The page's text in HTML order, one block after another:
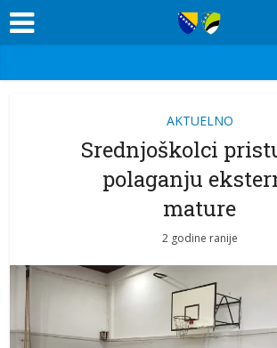
AKTUELNO
Srednjoškolci
polaganju
mature
2 godine ranije